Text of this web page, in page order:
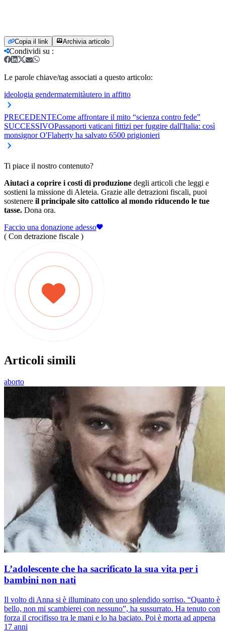
Copia il link Archivia articolo
Condividi su :
Le parole chiave/tag associati a questo articolo:
ideologia gendermaternitàutero in affitto
PRECEDENTECome affrontare il mito “scienza contro fede”
SUCCESSIVOPassaporti vaticani fittizi per fuggire dall'Italia: così
monsignor O'Flaherty ha salvato 6500 prigionieri
Ti piace il nostro contenuto?
Aiutaci a coprire i costi di produzione degli articoli che leggi e
sostieni la missione di Aleteia. Grazie alle detrazioni fiscali, puoi
sostenere il principale sito cattolico al mondo riducendo le tue
tasse. Dona ora.
Faccio una donazione adesso
( Con detrazione fiscale )
Articoli simili
aborto
L’adolescente che ha sacrificato la sua vita per i
bambini non nati
Il volto di Anna si è illuminato con uno splendido sorriso. “Quanto è
bello, non mi scambierei con nessuno”, ha sussurrato. Ha tenuto con
forza il crocifisso tra le mani e lo ha baciato. Poi è morta ad appena
17 anni